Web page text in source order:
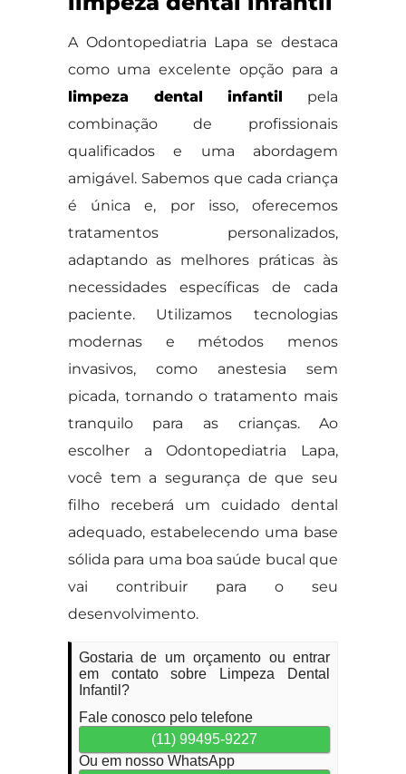
A Odontopediatria Lapa se destaca
como uma excelente opção para a
limpeza dental infantil pela
combinação de profissionais
qualificados e uma abordagem
amigável. Sabemos que cada criança
é única e, por isso, oferecemos
tratamentos personalizados,
adaptando as melhores práticas às
necessidades específicas de cada
paciente. Utilizamos tecnologias
modernas e métodos menos
invasivos, como anestesia sem
picada, tornando o tratamento mais
tranquilo para as crianças. Ao
escolher a Odontopediatria Lapa,
você tem a segurança de que seu
filho receberá um cuidado dental
adequado, estabelecendo uma base
sólida para uma boa saúde bucal que
vai contribuir para o seu
desenvolvimento.
Gostaria de um orçamento ou entrar
em contato sobre Limpeza Dental
Infantil?
Fale conosco pelo telefone
(11) 99495-9227
Ou em nosso WhatsApp